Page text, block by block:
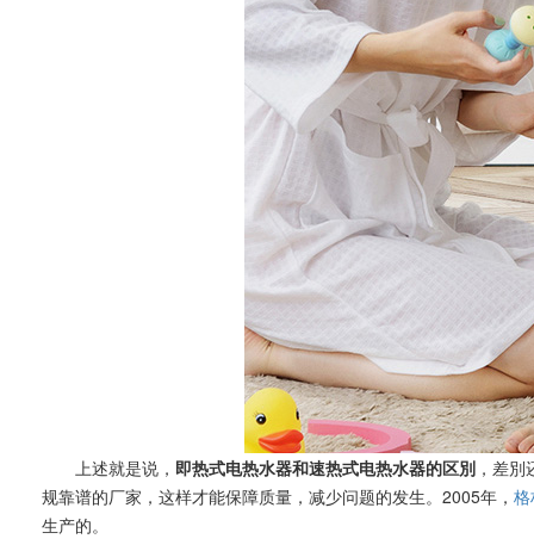
上述就是说， 即热式电热水器和速热式电热水器的区別 ，差
规靠谱的厂家，这样才能保障质量，减少问题的发生。2005年，
生产的。